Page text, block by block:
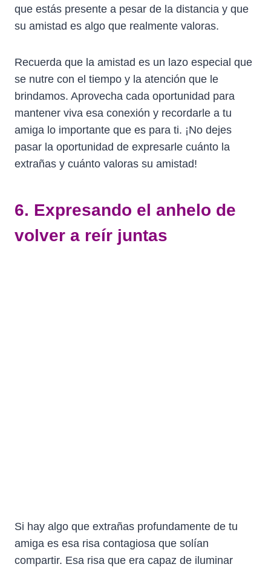
que estás presente a pesar de la distancia y que
su amistad es algo que realmente valoras.
Recuerda que la amistad es un lazo especial que
se nutre con el tiempo y la atención que le
brindamos. Aprovecha cada oportunidad para
mantener viva esa conexión y recordarle a tu
amiga lo importante que es para ti. ¡No dejes
pasar la oportunidad de expresarle cuánto la
extrañas y cuánto valoras su amistad!
6. Expresando el anhelo de
volver a reír juntas
Si hay algo que extrañas profundamente de tu
amiga es esa risa contagiosa que solían
compartir. Esa risa que era capaz de iluminar